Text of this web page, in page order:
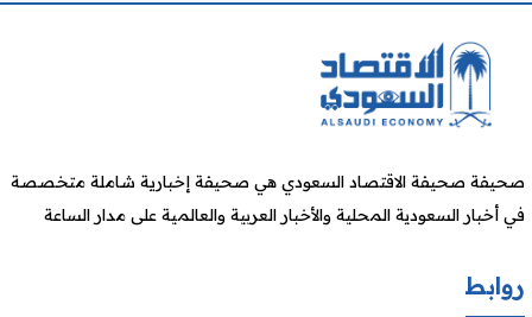
صحيفة صحيفة الاقتصاد السعودي هي صحيفة إخبارية شاملة متخصصة
في أخبار السعودية المحلية والأخبار العربية والعالمية على مدار الساعة
روابط